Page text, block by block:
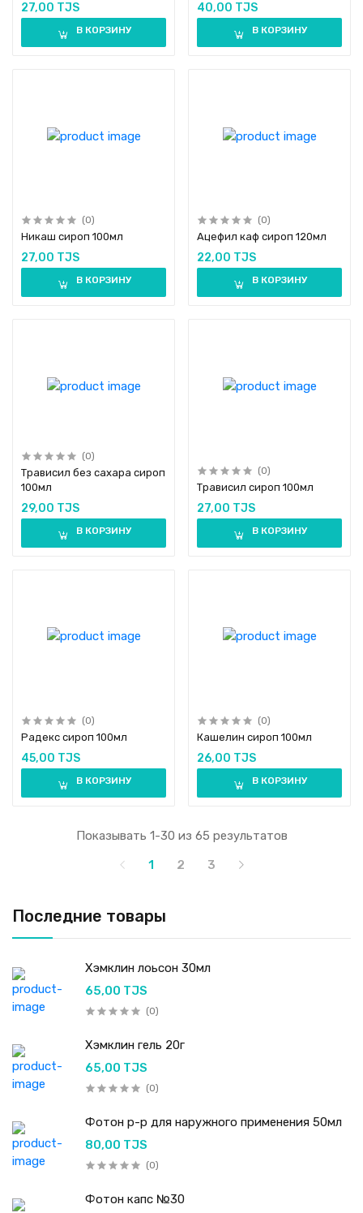
Последние товары
Хэмклин лоьсон 30мл
65,00 TJS
(0)
Хэмклин гель 20г
65,00 TJS
(0)
Фотон р-р для наружного применения 50мл
80,00 TJS
(0)
Фотон капс №30
27,00 TJS
В КОРЗИНУ
40,00 TJS
В КОРЗИНУ
(0)
Никаш сироп 100мл
27,00 TJS
В КОРЗИНУ
(0)
Ацефил каф сироп 120мл
22,00 TJS
В КОРЗИНУ
(0)
Трависил без сахара сироп
100мл
29,00 TJS
В КОРЗИНУ
(0)
Трависил сироп 100мл
27,00 TJS
В КОРЗИНУ
(0)
Радекс сироп 100мл
45,00 TJS
В КОРЗИНУ
(0)
Кашелин сироп 100мл
26,00 TJS
В КОРЗИНУ
Показывать 1-30 из 65 результатов
1
2 3